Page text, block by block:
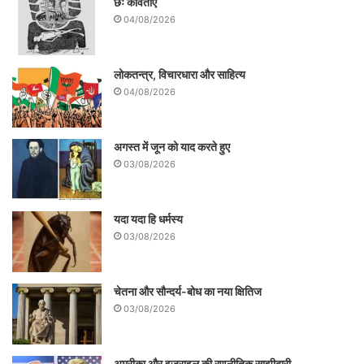
नारद मुनि के हाथ में हमेशा वीणा होती है। संदेश देने
या पहुंचाने के लिए वे गायन शैली का प्रयोग करते
और गायन के लिए वीणा का। कहा जाता है कि नारद
मुनि सच्चे सहायक के रूप में हमेशा सच्चे और निर्दोष
लोगों की पुकार श्री हरि तक पहुंचाने का काम भी
04/08/2026
लोकतन्त्र, विचारधारा और साहित्य
04/08/2026
अगस्त में जून को याद करते हुए
03/08/2026
यदा यदा हि धर्मस्य
03/08/2026
चेतना और सौन्दर्य-बोध का नया क्षितिज
03/08/2026